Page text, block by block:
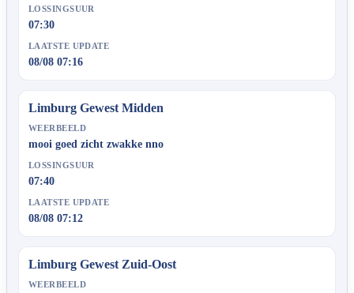
LOSSINGSUUR
07:30
LAATSTE UPDATE
08/08 07:16
Limburg Gewest Midden
WEERBEELD
mooi goed zicht zwakke nno
LOSSINGSUUR
07:40
LAATSTE UPDATE
08/08 07:12
Limburg Gewest Zuid-Oost
WEERBEELD